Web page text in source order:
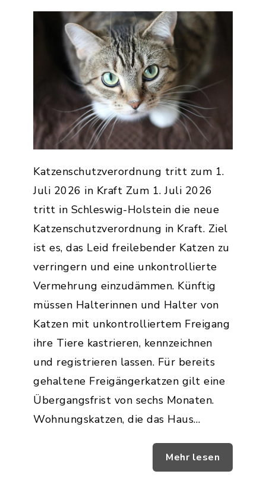
Katzenschutzverordnung tritt zum 1.
Juli 2026 in Kraft Zum 1. Juli 2026
tritt in Schleswig-Holstein die neue
Katzenschutzverordnung in Kraft. Ziel
ist es, das Leid freilebender Katzen zu
verringern und eine unkontrollierte
Vermehrung einzudämmen. Künftig
müssen Halterinnen und Halter von
Katzen mit unkontrolliertem Freigang
ihre Tiere kastrieren, kennzeichnen
und registrieren lassen. Für bereits
gehaltene Freigängerkatzen gilt eine
Übergangsfrist von sechs Monaten.
Wohnungskatzen, die das Haus…
Mehr lesen